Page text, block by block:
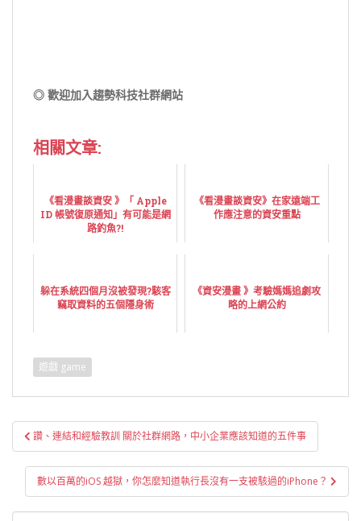
◎ 歡迎加入趨勢科技社群網站
相關文章:
《看漫畫談資安 》「 Apple
ID 帳號復原通知」有可能是網
路釣魚?!
《看漫畫談資安》在家遠端工
作應注意的資安重點
躲在系統四個月沒被發現?駭客
竊取資料的五個隱身術
《資安漫畫 》考驗媽媽追劇攻
略的上網公約
遊戲 game
文
章
導
覽
讚、連結和經驗教訓 關於社群網路，中小企業應該知道的五件事
數以百萬的iOS 越獄，你怎麼知道執行長沒有一支被駭過的iPhone？